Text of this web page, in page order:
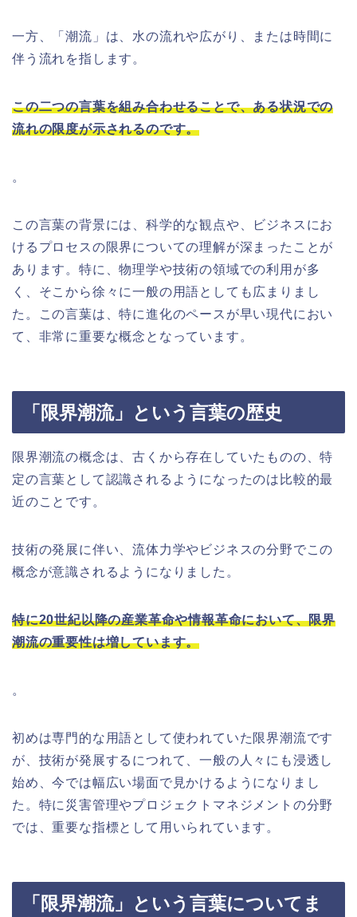
一方、「潮流」は、水の流れや広がり、または時間に
伴う流れを指します。
この二つの言葉を組み合わせることで、ある状況での
流れの限度が示されるのです。
。
この言葉の背景には、科学的な観点や、ビジネスにお
けるプロセスの限界についての理解が深まったことが
あります。特に、物理学や技術の領域での利用が多
く、そこから徐々に一般の用語としても広まりまし
た。この言葉は、特に進化のペースが早い現代におい
て、非常に重要な概念となっています。
「限界潮流」という言葉の歴史
限界潮流の概念は、古くから存在していたものの、特
定の言葉として認識されるようになったのは比較的最
近のことです。
技術の発展に伴い、流体力学やビジネスの分野でこの
概念が意識されるようになりました。
特に20世紀以降の産業革命や情報革命において、限界
潮流の重要性は増しています。
。
初めは専門的な用語として使われていた限界潮流です
が、技術が発展するにつれて、一般の人々にも浸透し
始め、今では幅広い場面で見かけるようになりまし
た。特に災害管理やプロジェクトマネジメントの分野
では、重要な指標として用いられています。
「限界潮流」という言葉についてま